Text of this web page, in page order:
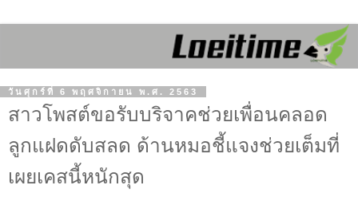
วันศุกร์ที่ 6 พฤศจิกายน พ.ศ. 2563
สาวโพสต์ขอรับบริจาคช่วยเพื่อนคลอด
ลูกแฝดดับสลด ด้านหมอชี้แจงช่วยเต็มที่
เผยเคสนี้หนักสุด